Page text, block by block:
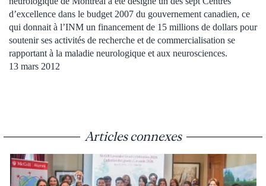
d’excellence dans le budget 2007 du gouvernement canadien, ce
qui donnait à l’INM un financement de 15 millions de dollars pour
soutenir ses activités de recherche et de commercialisation se
rapportant à la maladie neurologique et aux neurosciences.
13 mars 2012
Articles connexes